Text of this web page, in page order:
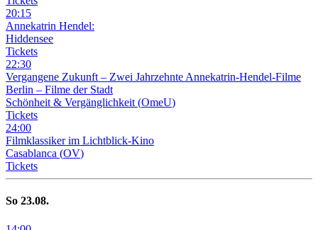
20:15
Annekatrin Hendel:
Hiddensee
Tickets
22:30
Vergangene Zukunft – Zwei Jahrzehnte Annekatrin-Hendel-Filme
Berlin – Filme der Stadt
Schönheit & Vergänglichkeit (OmeU)
Tickets
24:00
Filmklassiker im Lichtblick-Kino
Casablanca (OV)
Tickets
So 23.08.